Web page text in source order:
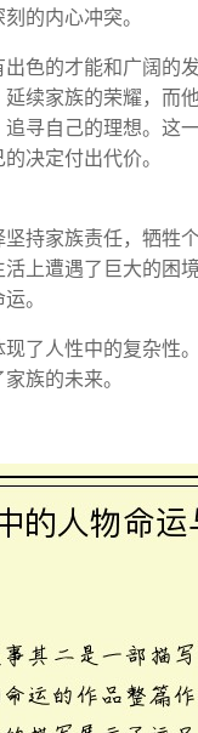
的内心冲突。
色的才能和广阔的
续家族的荣耀，而
寻自己的理想。这
决定付出代价。
持家族责任，牺牲
上遭遇了巨大的困
。
了人性中的复杂性
族的未来。